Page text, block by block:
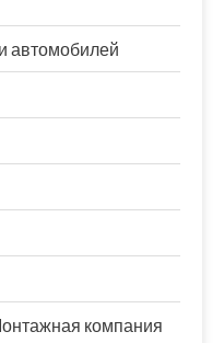
автомобилей
компания